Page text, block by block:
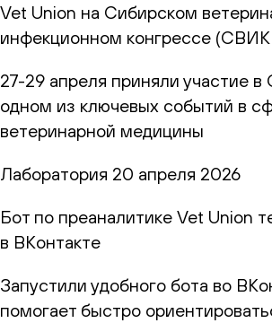
Vet Union на Сибирском
инфекционном конгрессе
27-29 апреля приняли участие
одном из ключевых событий в
ветеринарной медицины
Лаборатория 20 апреля 2026
Бот по преаналитике Vet Union
в ВКонтакте
Запустили удобного бота во
помогает быстро